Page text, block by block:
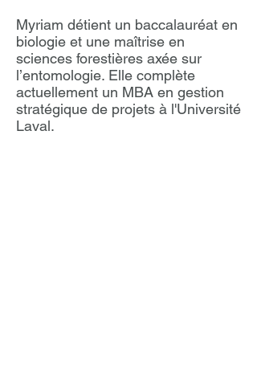
Myriam détient un baccalauréat en
biologie et une maîtrise en
sciences forestières axée sur
l’entomologie. Elle complète
actuellement un MBA en gestion
stratégique de projets à l'Université
Laval.